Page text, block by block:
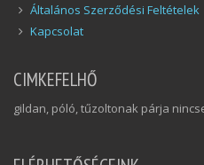
Általános Szerződési Feltételek
Kapcsolat
CIMKEFELHŐ
gildan, póló, tűzoltonak párja